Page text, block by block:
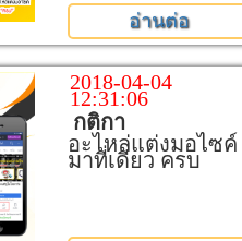
อ่านต่อ
2018-04-04
12:31:06
กติกา
อะไหล่แต่งมอไซค์
มาที่เดียว ครบ